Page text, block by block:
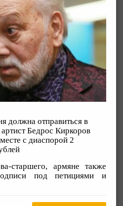
должна отправиться в
Бедрос Киркоров
с диаспорой 2
старшего, армяне также
под петициями и